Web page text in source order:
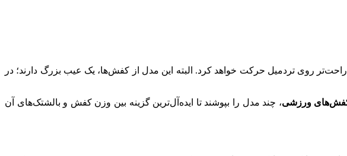
روی تردمیل حرکت خواهد کرد. البته این مدل از کفش‌ها، یک عیب بزرگ دارند؛ در
کفش‌های ورزشی، چند مدل را بپوشند تا ‌ایده‌آل‌ترین گزینه بین وزن کفش و بالشتک‌های آن